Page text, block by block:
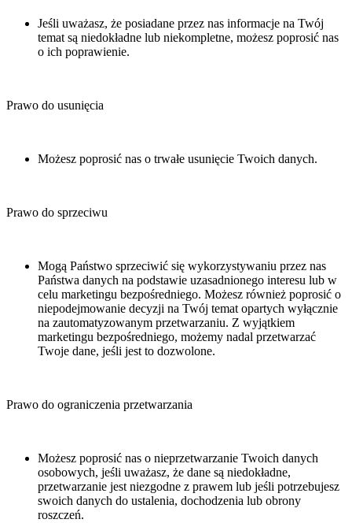
Jeśli uważasz, że posiadane przez nas informacje na Twój
temat są niedokładne lub niekompletne, możesz poprosić nas
o ich poprawienie.
Prawo do usunięcia
Możesz poprosić nas o trwałe usunięcie Twoich danych.
Prawo do sprzeciwu
Mogą Państwo sprzeciwić się wykorzystywaniu przez nas
Państwa danych na podstawie uzasadnionego interesu lub w
celu marketingu bezpośredniego. Możesz również poprosić o
niepodejmowanie decyzji na Twój temat opartych wyłącznie
na zautomatyzowanym przetwarzaniu. Z wyjątkiem
marketingu bezpośredniego, możemy nadal przetwarzać
Twoje dane, jeśli jest to dozwolone.
Prawo do ograniczenia przetwarzania
Możesz poprosić nas o nieprzetwarzanie Twoich danych
osobowych, jeśli uważasz, że dane są niedokładne,
przetwarzanie jest niezgodne z prawem lub jeśli potrzebujesz
swoich danych do ustalenia, dochodzenia lub obrony
roszczeń.